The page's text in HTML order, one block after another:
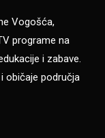
Vogošća,
programe na
i zabave.
običaje područja